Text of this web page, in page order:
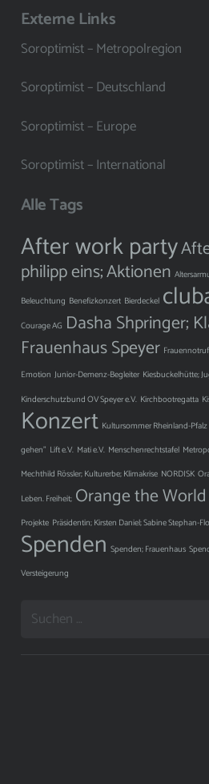
Externe Links
Soroptimist – Metropolregion
Soroptimist – Deutschland
Soroptimist – Europe
Soroptimist – International
Alle Tags
After work party
philipp eins;Aktionen
Beleuchtung Benefizkonzert Bierdeckel
Courage AG Dasha Shpringer;
Frauenhaus Speyer
Emotion Junior-Demenz-Begleiter Kiesbuckelhütte;
Kinderschutzbund OV Speyer e.V. Kirchbootregatta
Konzert Kultursommer Rheinland-Pfalz
gehen" Lift e.V. Mati e.V. Menschenrechtstafel
Mechthild Rössler; Kulturerbe; Klimakrise NORDISK
Leben. Freiheit; Orange the World
Projekte Präsidentin; Kirsten Daniel; Sabine Stephan-
Spenden Spenden; Frauenhaus
Versteigerung
Suchen